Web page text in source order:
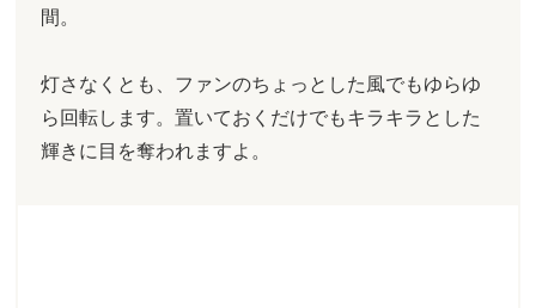
間。
灯さなくとも、ファンのちょっとした風でもゆらゆ
ら回転します。置いておくだけでもキラキラとした
輝きに目を奪われますよ。